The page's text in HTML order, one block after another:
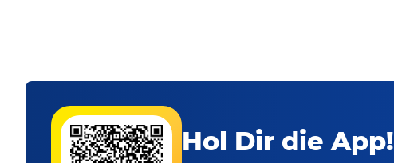
Hol Dir die App!